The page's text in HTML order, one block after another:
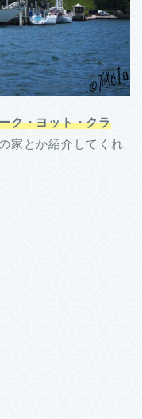
ク・ヨット・クラ
家とか紹介してくれ